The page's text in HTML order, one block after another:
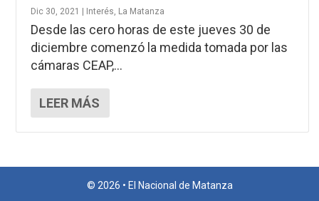
Dic 30, 2021 | Interés La Matanza
Desde las cero horas de este jueves 30 de
diciembre comenzó la medida tomada por las
cámaras CEAP,...
LEER MÁS
© 2026 • El Nacional de Matanza